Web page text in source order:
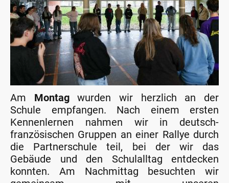
Am Montagwurden wir herzlich an der
Schule empfangen. Nach einem ersten
Kennenlernen nahmen wir in deutsch-
französischen Gruppen an einer Rallye durch
die Partnerschule teil, bei der wir das
Gebäude und den Schulalltag entdecken
konnten. Am Nachmittag besuchten wir